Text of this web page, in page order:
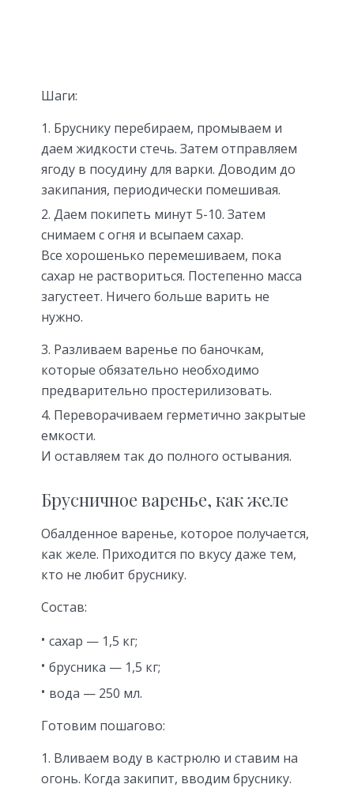
Шаги:
Бруснику перебираем, промываем и
даем жидкости стечь. Затем отправляем
ягоду в посудину для варки. Доводим до
закипания, периодически помешивая.
Даем покипеть минут 5-10. Затем
снимаем с огня и всыпаем сахар.
Все хорошенько перемешиваем, пока
сахар не раствориться. Постепенно масса
загустеет. Ничего больше варить не
нужно.
Разливаем варенье по баночкам,
которые обязательно необходимо
предварительно простерилизовать.
Переворачиваем герметично закрытые
емкости.
И оставляем так до полного остывания.
Брусничное варенье, как желе
Обалденное варенье, которое получается,
как желе. Приходится по вкусу даже тем,
кто не любит бруснику.
Состав:
сахар — 1,5 кг;
брусника — 1,5 кг;
вода — 250 мл.
Готовим пошагово:
Вливаем воду в кастрюлю и ставим на
огонь. Когда закипит, вводим бруснику.